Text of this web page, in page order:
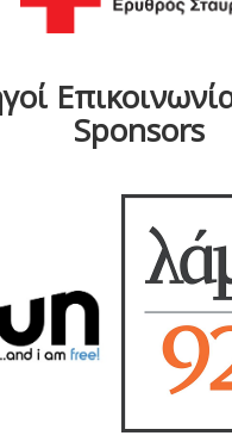
Sponsors